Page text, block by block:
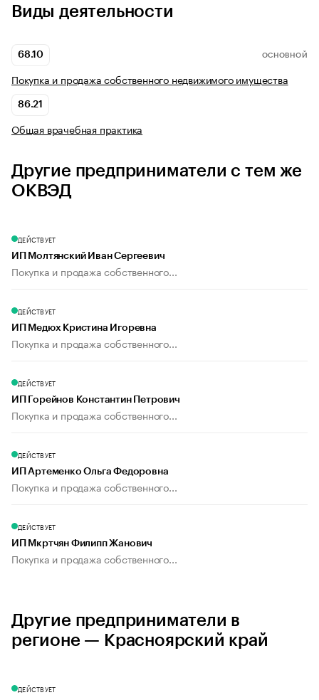
Виды деятельности
68.10 ОСНОВНОЙ
Покупка и продажа собственного недвижимого имущества
86.21
Общая врачебная практика
Другие предприниматели с тем же
ОКВЭД
ДЕЙСТВУЕТ
ИП Молтянский Иван Сергеевич
Покупка и продажа собственного...
ДЕЙСТВУЕТ
ИП Медюх Кристина Игоревна
Покупка и продажа собственного...
ДЕЙСТВУЕТ
ИП Горейнов Константин Петрович
Покупка и продажа собственного...
ДЕЙСТВУЕТ
ИП Артеменко Ольга Федоровна
Покупка и продажа собственного...
ДЕЙСТВУЕТ
ИП Мкртчян Филипп Жанович
Покупка и продажа собственного...
Другие предприниматели в
регионе — Красноярский край
ДЕЙСТВУЕТ